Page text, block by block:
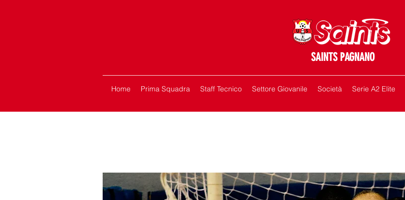
SAINTS PAGNANO
Home Prima Squadra Staff Tecnico Settore Giovanile Società Serie A2 Elite